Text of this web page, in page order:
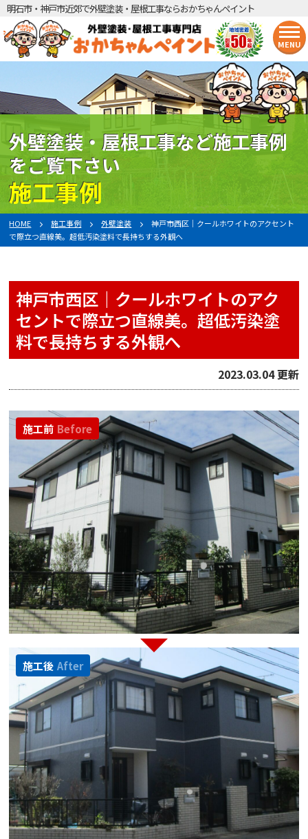
明石市・神戸市近郊で外壁塗装・屋根工事ならおかちゃんペイント
MENU
外壁塗装・屋根工事など施工事例
をご覧下さい
施工事例
HOME 施工事例 外壁塗装
神戸市西区｜クールホワイトのアクセント
で際立つ直線美。超低汚染塗料で長持ちする外観へ
神戸市西区｜クールホワイトのアク
セントで際立つ直線美。超低汚染塗
料で長持ちする外観へ
2023.03.04 更新
施工前 Before
施工後 After